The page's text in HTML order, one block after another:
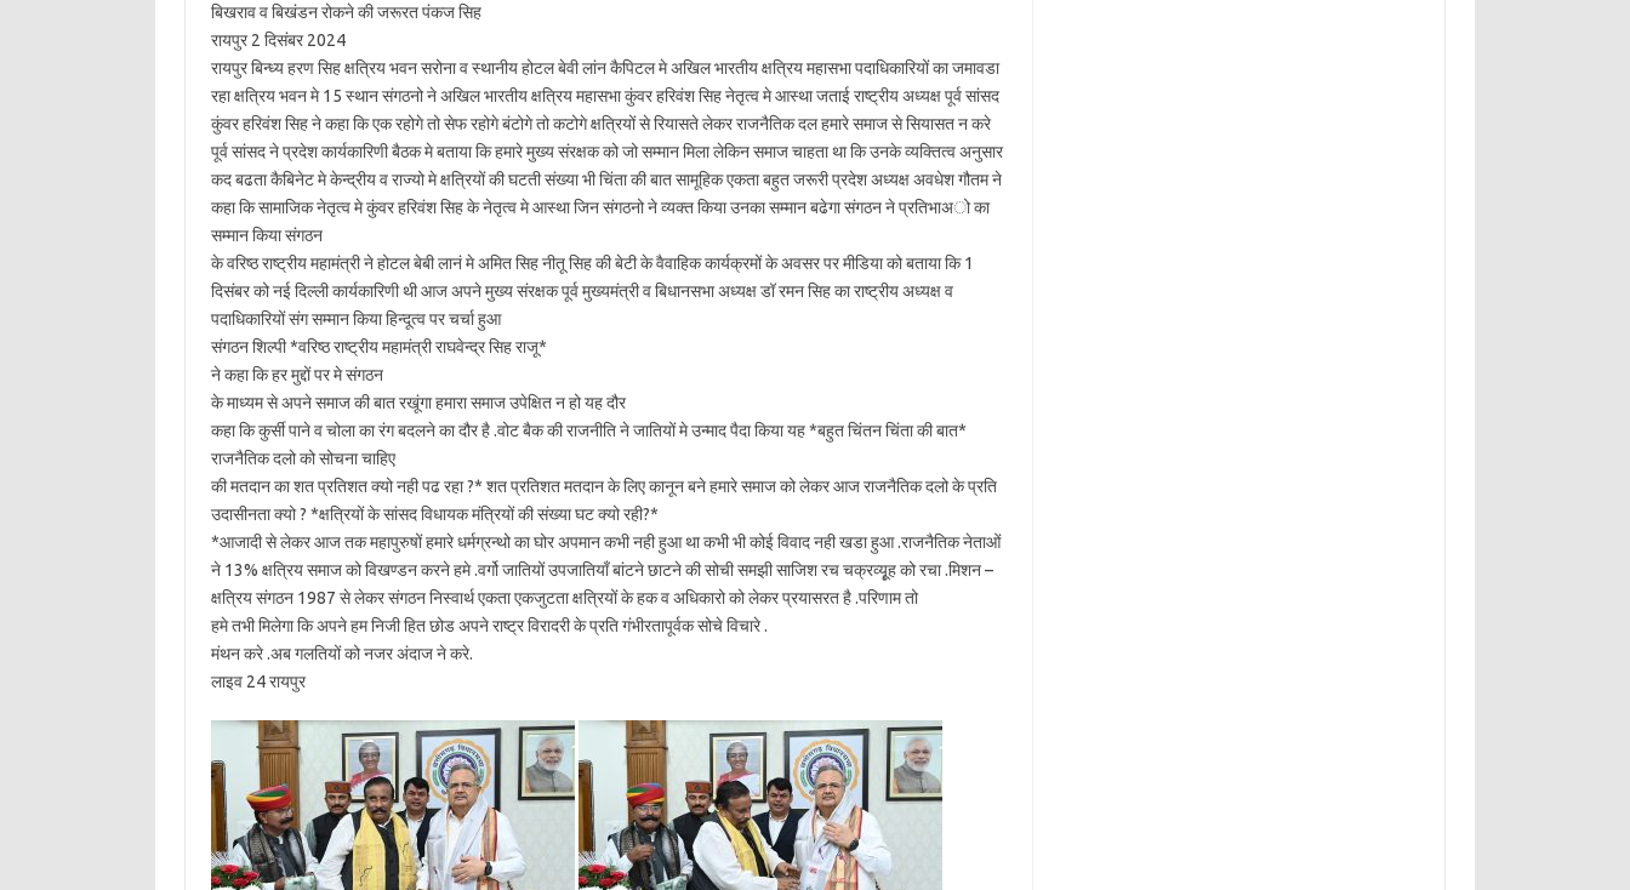
बिखराव व बिखंडन रोकने की जरूरत पंकज सिह
रायपुर 2 दिसंबर 2024
रायपुर बिन्ध्य हरण सिह क्षत्रिय भवन सरोना व स्थानीय होटल बेवी लांन कैपिटल मे अखिल भारतीय क्षत्रिय महासभा पदाधिकारियों का जमावडा
रहा क्षत्रिय भवन मे 15 स्थान संगठनो ने अखिल भारतीय क्षत्रिय महासभा कुंवर हरिवंश सिह नेतृत्व मे आस्था जताई राष्ट्रीय अध्यक्ष पूर्व सांसद
कुंवर हरिवंश सिह ने कहा कि एक रहोगे तो सेफ रहोगे बंटोगे तो कटोगे क्षत्रियों से रियासते लेकर राजनैतिक दल हमारे समाज से सियासत न करे
पूर्व सांसद ने प्रदेश कार्यकारिणी बैठक मे बताया कि हमारे मुख्य संरक्षक को जो सम्मान मिला लेकिन समाज चाहता था कि उनके व्यक्तित्व अनुसार
कद बढता कैबिनेट मे केन्द्रीय व राज्यो मे क्षत्रियों की घटती संख्या भी चिंता की बात सामूहिक एकता बहुत जरूरी प्रदेश अध्यक्ष अवधेश गौतम ने
कहा कि सामाजिक नेतृत्व मे कुंवर हरिवंश सिह के नेतृत्व मे आस्था जिन संगठनो ने व्यक्त किया उनका सम्मान बढेगा संगठन ने प्रतिभाअो का
सम्मान किया संगठन
के वरिष्ठ राष्ट्रीय महामंत्री ने होटल बेबी लानं मे अमित सिह नीतू सिह की बेटी के वैवाहिक कार्यक्रमों के अवसर पर मीडिया को बताया कि 1
दिसंबर को नई दिल्ली कार्यकारिणी थी आज अपने मुख्य संरक्षक पूर्व मुख्यमंत्री व बिधानसभा अध्यक्ष डॉ रमन सिह का राष्ट्रीय अध्यक्ष व
पदाधिकारियों संग सम्मान किया हिन्दूत्व पर चर्चा हुआ
संगठन शिल्पी *वरिष्ठ राष्ट्रीय महामंत्री राघवेन्द्र सिह राजू*
ने कहा कि हर मुद्दों पर मे संगठन
के माध्यम से अपने समाज की बात रखूंगा हमारा समाज उपेक्षित न हो यह दौर
कहा कि कुर्सी पाने व चोला का रंग बदलने का दौर है .वोट बैक की राजनीति ने जातियों मे उन्माद पैदा किया यह *बहुत चिंतन चिंता की बात*
राजनैतिक दलो को सोचना चाहिए
की मतदान का शत प्रतिशत क्यो नही पढ रहा ?* शत प्रतिशत मतदान के लिए कानून बने हमारे समाज को लेकर आज राजनैतिक दलो के प्रति
उदासीनता क्यो ? *क्षत्रियों के सांसद विधायक मंत्रियों की संख्या घट क्यो रही?*
*आजादी से लेकर आज तक महापुरुषों हमारे धर्मग्रन्थो का घोर अपमान कभी नही हुआ था कभी भी कोई विवाद नही खडा हुआ .राजनैतिक नेताओं
ने 13% क्षत्रिय समाज को विखण्डन करने हमे .वर्गो जातियों उपजातियाँ बांटने छाटने की सोची समझी साजिश रच चक्रव्यूृह को रचा .मिशन –
क्षत्रिय संगठन 1987 से लेकर संगठन निस्वार्थ एकता एकजुटता क्षत्रियों के हक व अधिकारो को लेकर प्रयासरत है .परिणाम तो
हमे तभी मिलेगा कि अपने हम निजी हित छोड अपने राष्ट्र विरादरी के प्रति गंभीरतापूर्वक सोचे विचारे .
मंथन करे .अब गलतियों को नजर अंदाज ने करे.
लाइव 24 रायपुर